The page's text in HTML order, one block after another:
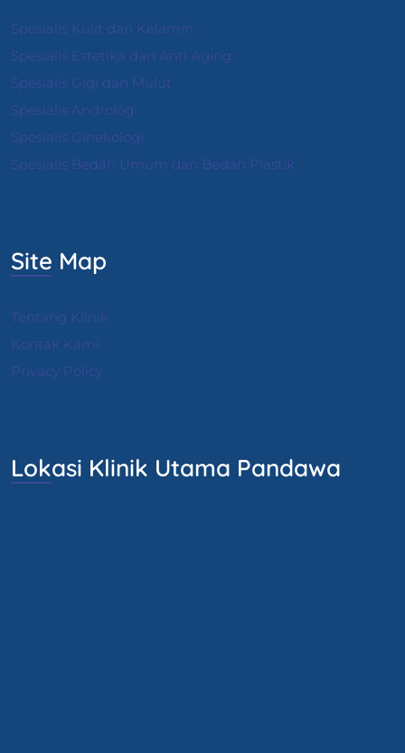
Spesialis Kulit dan Kelamin
Spesialis Estetika dan Anti Aging
Spesialis Gigi dan Mulut
Spesialis Andrologi
Spesialis Ginekologi
Spesialis Bedah Umum dan Bedah Plastik
Site Map
Tentang Klinik
Kontak Kami
Privacy Policy
Lokasi Klinik Utama Pandawa